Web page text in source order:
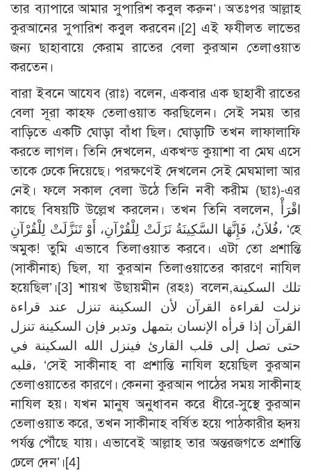
তার ব্যাপারে আমার সুপারিশ কবুল করুন’। অতঃপর আল্লাহ
কুরআনের সুপারিশ কবুল করবেন।[2] এই ফযীলত লাভের
জন্য ছাহাবায়ে কেরাম রাতের বেলা কুরআন তেলাওয়াত
করতেন।
বারা ইবনে আযেব (রাঃ) বলেন, একবার এক ছাহাবী রাতের
বেলা সূরা কাহ্ফ তেলাওয়াত করছিলেন। সেই সময় তার
বাড়িতে একটি ঘোড়া বাঁধা ছিল। ঘোড়াটি তখন লাফালাফি
করতে লাগল। তিনি দেখলেন, একখন্ড কুয়াশা বা মেঘ এসে
তাকে ঢেকে দিয়েছে। পরক্ষণেই দেখলেন সেই মেঘমালা আর
নেই। ফলে সকাল বেলা উঠে তিনি নবী করীম (ছাঃ)-এর
কাছে বিষয়টি উল্লেখ করলেন। তখন তিনি বললেন, اقْرَأْ
فُلاَنُ، فَإِنَّهَا السَّكِينَةُ نَزَلَتْ لِلْقُرْآنِ، أَوْ تَنَزَّلَتْ لِلْقُرْآنِ، ‘হে
অমুক! তুমি এভাবে তিলাওয়াত করবে। এটা তো প্রশান্তি
(সাকীনাহ) ছিল, যা কুরআন তিলাওয়াতের কারণে নাযিল
হয়েছিল’।[3] শায়খ উছায়মীন (রহঃ) বলেন,تلك السكينة
نزلت لقراءة القرآن لأن السكينة تنزل عند قراءة
القرآن إذا قرأه الإنسان بتمهل وتدبر فإن السكينة تنزل
حتى تصل إلى قلب القارئ فينزل الله السكينة في
قلبه، ‘সেই সাকীনাহ বা প্রশান্তি নাযিল হয়েছিল কুরআন
তেলাওয়াতের কারণে। কেননা কুরআন পাঠের সময় সাকীনাহ
নাযিল হয়। যখন মানুষ অনুধাবন করে ধীরে-সুস্থে কুরআন
তেলাওয়াত করে, তখন সাকীনাহ বর্ষিত হয়ে পাঠকারীর হৃদয়
পর্যন্ত পৌঁছে যায়। এভাবেই আল্লাহ তার অন্তরজগতে প্রশান্তি
ঢেলে দেন’।[4]